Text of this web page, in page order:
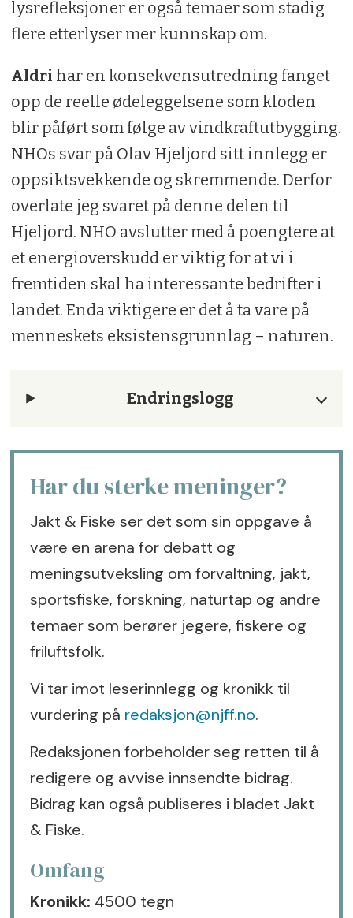
lysrefleksjoner er også temaer som stadig
flere etterlyser mer kunnskap om.
Aldri har en konsekvensutredning fanget
opp de reelle ødeleggelsene som kloden
blir påført som følge av vindkraftutbygging.
NHOs svar på Olav Hjeljord sitt innlegg er
oppsiktsvekkende og skremmende. Derfor
overlate jeg svaret på denne delen til
Hjeljord. NHO avslutter med å poengtere at
et energioverskudd er viktig for at vi i
fremtiden skal ha interessante bedrifter i
landet. Enda viktigere er det å ta vare på
menneskets eksistensgrunnlag – naturen.
Endringslogg
Har du sterke meninger?
Jakt & Fiske ser det som sin oppgave å
være en arena for debatt og
meningsutveksling om forvaltning, jakt,
sportsfiske, forskning, naturtap og andre
temaer som berører jegere, fiskere og
friluftsfolk.
Vi tar imot leserinnlegg og kronikk til
vurdering på redaksjon@njff.no.
Redaksjonen forbeholder seg retten til å
redigere og avvise innsendte bidrag.
Bidrag kan også publiseres i bladet Jakt
& Fiske.
Omfang
Kronikk: 4500 tegn